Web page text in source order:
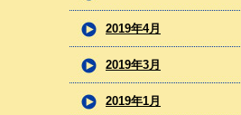
2019年4月
2019年3月
2019年1月